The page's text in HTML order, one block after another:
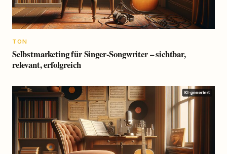
TON
Selbstmarketing für Singer-Songwriter – sichtbar,
relevant, erfolgreich